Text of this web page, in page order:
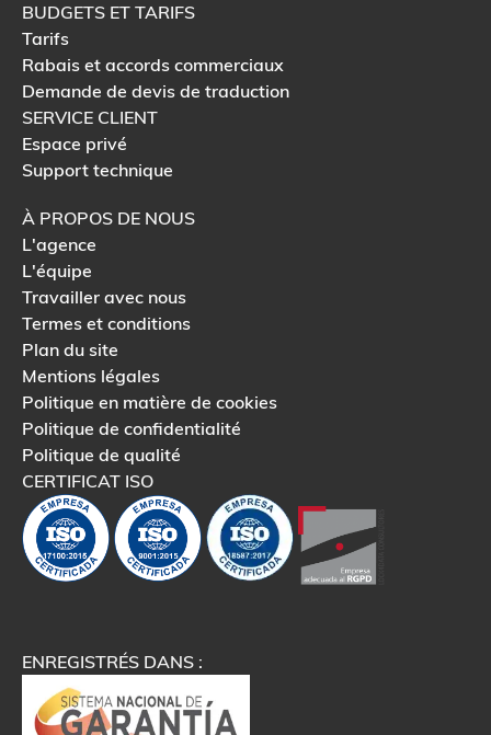
BUDGETS ET TARIFS
Tarifs
Rabais et accords commerciaux
Demande de devis de traduction
SERVICE CLIENT
Espace privé
Support technique
À PROPOS DE NOUS
L'agence
L'équipe
Travailler avec nous
Termes et conditions
Plan du site
Mentions légales
Politique en matière de cookies
Politique de confidentialité
Politique de qualité
CERTIFICAT ISO
ENREGISTRÉS DANS :